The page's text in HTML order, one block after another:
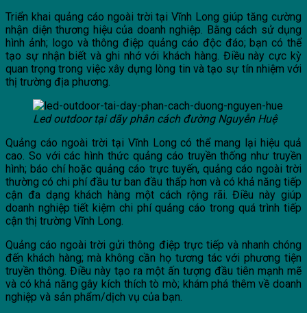
Triển khai quảng cáo ngoài trời tại Vĩnh Long giúp tăng cường
nhận diện thương hiệu của doanh nghiệp. Bằng cách sử dụng
hình ảnh; logo và thông điệp quảng cáo độc đáo; bạn có thể
tạo sự nhận biết và ghi nhớ với khách hàng. Điều này cực kỳ
quan trọng trong việc xây dựng lòng tin và tạo sự tín nhiệm với
thị trường địa phương.
Led outdoor tại dãy phân cách đường Nguyễn Huệ
Quảng cáo ngoài trời tại Vĩnh Long có thể mang lại hiệu quả
cao. So với các hình thức quảng cáo truyền thống như truyền
hình; báo chí hoặc quảng cáo trực tuyến, quảng cáo ngoài trời
thường có chi phí đầu tư ban đầu thấp hơn và có khả năng tiếp
cận đa dạng khách hàng một cách rộng rãi. Điều này giúp
doanh nghiệp tiết kiệm chi phí quảng cáo trong quá trình tiếp
cận thị trường Vĩnh Long.
Quảng cáo ngoài trời gửi thông điệp trực tiếp và nhanh chóng
đến khách hàng; mà không cần họ tương tác với phương tiện
truyền thông. Điều này tạo ra một ấn tượng đầu tiên mạnh mẽ
và có khả năng gây kích thích tò mò; khám phá thêm về doanh
nghiệp và sản phẩm/dịch vụ của bạn.